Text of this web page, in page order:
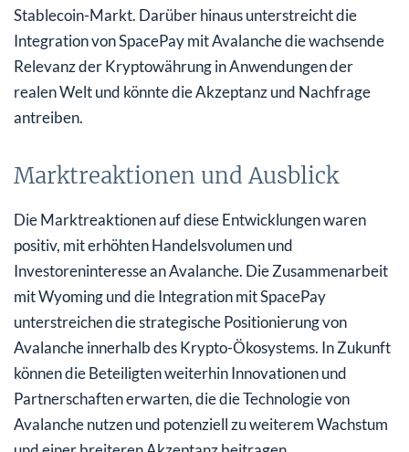
Stablecoin-Markt. Darüber hinaus unterstreicht die
Integration von SpacePay mit Avalanche die wachsende
Relevanz der Kryptowährung in Anwendungen der
realen Welt und könnte die Akzeptanz und Nachfrage
antreiben.
Marktreaktionen und Ausblick
Die Marktreaktionen auf diese Entwicklungen waren
positiv, mit erhöhten Handelsvolumen und
Investoreninteresse an Avalanche. Die Zusammenarbeit
mit Wyoming und die Integration mit SpacePay
unterstreichen die strategische Positionierung von
Avalanche innerhalb des Krypto-Ökosystems. In Zukunft
können die Beteiligten weiterhin Innovationen und
Partnerschaften erwarten, die die Technologie von
Avalanche nutzen und potenziell zu weiterem Wachstum